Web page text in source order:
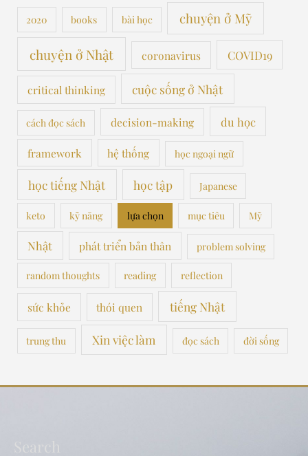
2020 books bài học chuyện ở Mỹ
chuyện ở Nhật coronavirus COVID19
critical thinking cuộc sống ở Nhật
cách đọc sách decision-making du học
framework hệ thống học ngoại ngữ
học tiếng Nhật học tập Japanese
keto kỹ năng lựa chọn mục tiêu Mỹ
Nhật phát triển bản thân problem solving
random thoughts reading reflection
sức khỏe thói quen tiếng Nhật
trung thu Xin việc làm đọc sách đời sống